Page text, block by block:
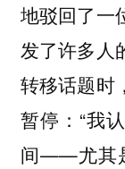
地驳回了一
发了许多人
转移话题时
暂停：“我
间——尤其